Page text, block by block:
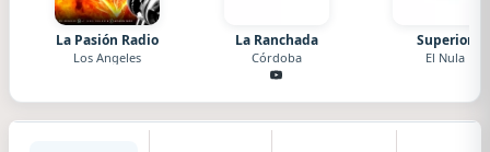
La Pasión Radio
Los Angeles
La Ranchada
Córdoba
Superior
El Nula